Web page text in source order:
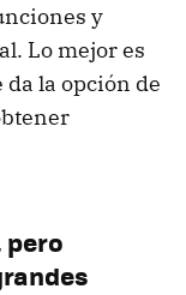
y
Lo mejor es
da la opción de
pero